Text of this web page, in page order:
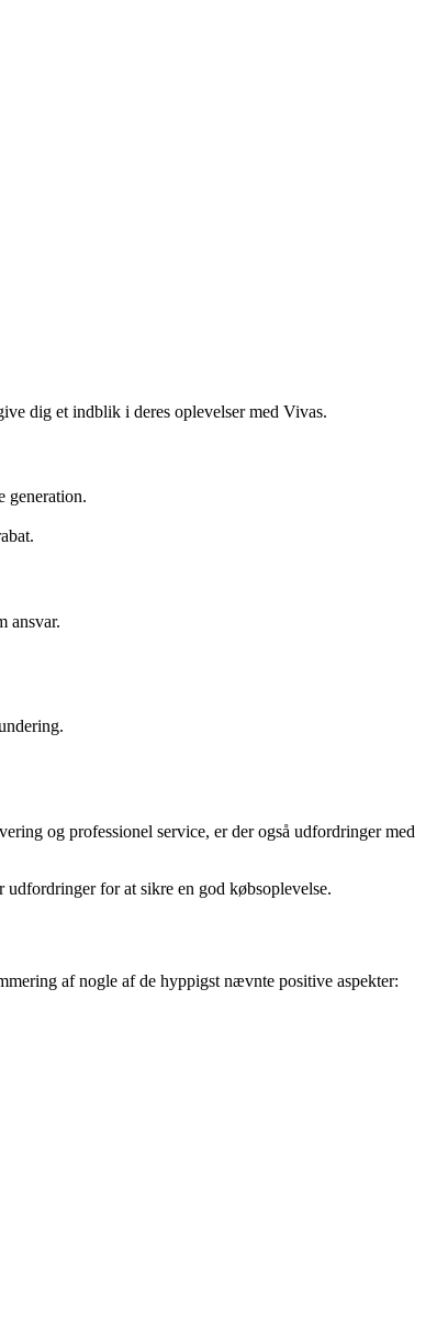
dig et indblik i deres oplevelser med Vivas.
generation.
ansvar.
og professionel service, er der også udfordringer med
for at sikre en god købsoplevelse.
af nogle af de hyppigst nævnte positive aspekter: